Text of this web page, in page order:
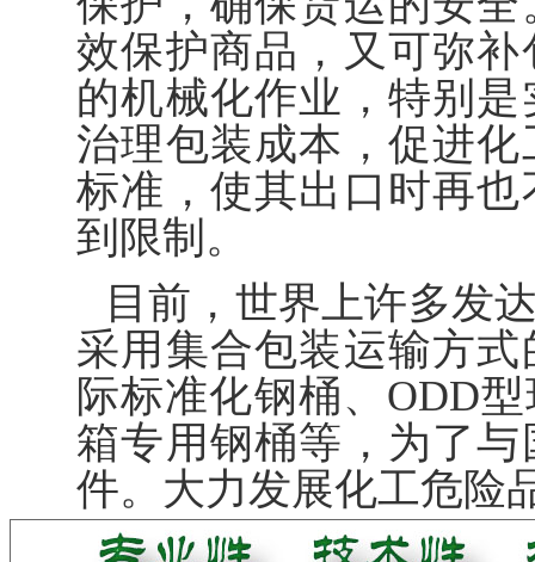
效保护商品，又可弥
的机械化作业，特别
治理包装成本，促进
标准，使其出口时再
到限制。
目前，世界上许多发
采用集合包装运输方
际标准化钢桶、ODD
箱专用钢桶等，为了
件。大力发展化工危险